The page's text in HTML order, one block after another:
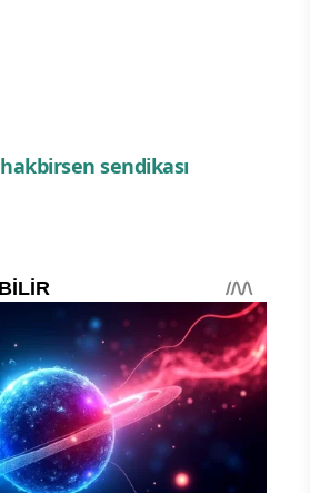
hakbirsen sendikası